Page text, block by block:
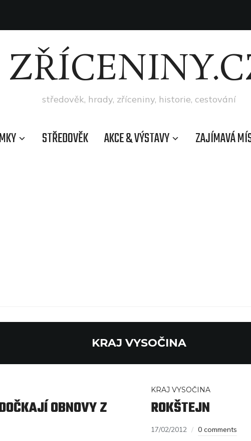
středověk, hrady, zříceniny, historie, cestování
STŘEDOVĚK AKCE & VÝSTAVY ZAJÍMAVÁ
KRAJ VYSOČINA
OBNOVY Z
KRAJ VYSOČINA
ROKŠTEJN
17/02/2012 0 comments